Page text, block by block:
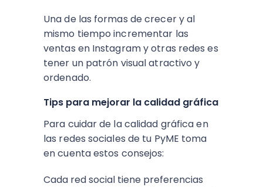
Una de las formas de crecer y al
mismo tiempo incrementar las
ventas en Instagram y otras redes es
tener un patrón visual atractivo y
ordenado.
Tips para mejorar la calidad gráfica
Para cuidar de la calidad gráfica en
las redes sociales de tu PyME toma
en cuenta estos consejos:
Cada red social tiene preferencias